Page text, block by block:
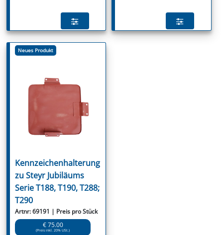
Neues Produkt
Kennzeichenhalterung
zu Steyr Jubiläums
Serie T188, T190, T288;
T290
Artnr: 69191 | Preis pro Stück
€ 75.00
(Preis inkl. 20% USt.)